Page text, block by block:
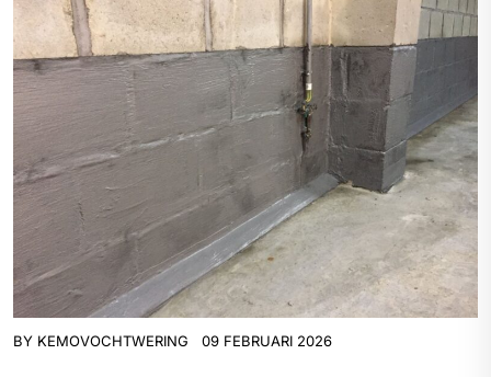
BY KEMOVOCHTWERING 09 FEBRUARI 2026